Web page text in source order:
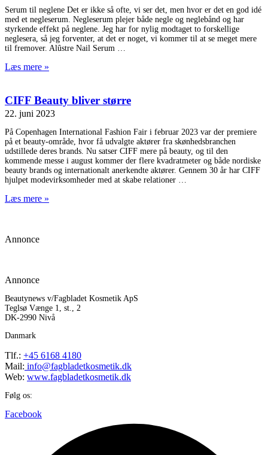
Serum til neglene Det er ikke så ofte, vi ser det, men hvor er det en god idé
med et negleserum. Negleserum plejer både negle og neglebånd og har
styrkende effekt på neglene. Jeg har for nylig modtaget to forskellige
neglesera, så jeg forventer, at det er noget, vi kommer til at se meget mere
til fremover. Alûstre Nail Serum
Læs mere »
CIFF Beauty bliver større
22. juni 2023
På Copenhagen International Fashion Fair i februar 2023 var der premiere
på et beauty-område, hvor få udvalgte aktører fra skønhedsbranchen
udstillede deres brands. Nu satser CIFF mere på beauty, og til den
kommende messe i august kommer der flere kvadratmeter og både nordiske
beauty brands og internationalt anerkendte aktører. Gennem 30 år har CIFF
hjulpet modevirksomheder med at skabe relationer
Læs mere »
Annonce
Annonce
Beautynews v/Fagbladet Kosmetik ApS
Teglsø Vænge 1, st., 2
DK-2990 Nivå
Danmark
Tlf.: +45 6168 4180
Mail: info@fagbladetkosmetik.dk
Web: www.fagbladetkosmetik.dk
Følg os:
Facebook